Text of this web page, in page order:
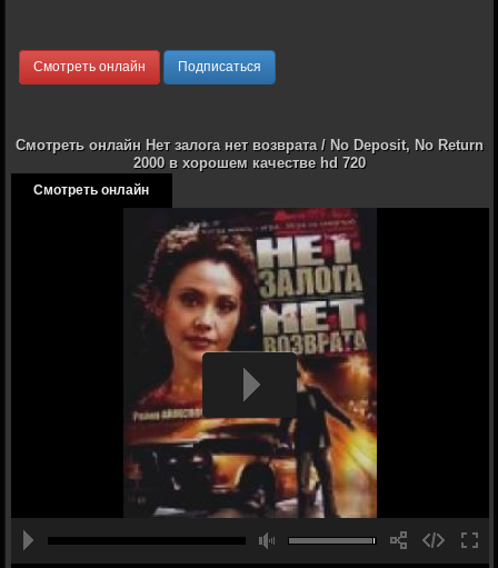
Смотреть онлайн Подписаться
Смотреть онлайн Нет залога нет возврата / No Deposit, No Return
2000 в хорошем качестве hd 720
Смотреть онлайн